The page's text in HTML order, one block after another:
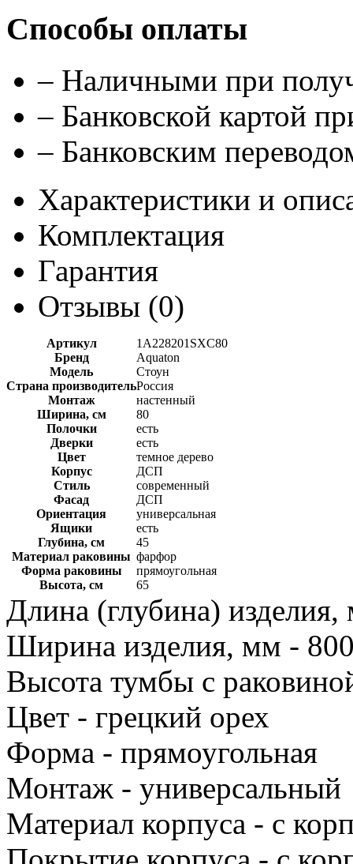
Способы оплаты
– Наличными при
– Банковской картой
– Банковским
Характеристики и
Комплектация
Гарантия
Отзывы (0)
Артикул
1A228201SXC80
Бренд
Aquaton
Модель
Стоун
Страна производительРоссия
Монтаж
настенный
Ширина, см
80
Полочки
есть
Дверки
есть
Цвет
темное дерево
Корпус
ДСП
Стиль
современный
Фасад
ДСП
Ориентация
универсальная
Ящики
есть
Глубина, см
45
Материал раковины фарфор
Форма раковины
прямоугольная
Высота, см
65
Длина (глубина)
Ширина изделия, мм -
Высота тумбы с
Цвет - грецкий орех
Форма - прямоугольная
Монтаж - универсальный
Материал корпуса - с